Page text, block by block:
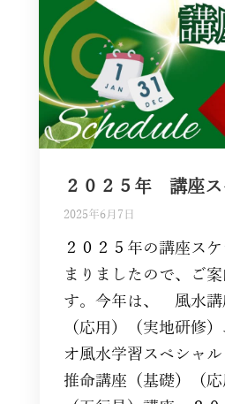
２０２５年 講座ス
2025年6月7日
２０２５年の講座ス
まりましたので、ご
す。今年は、 風水講
（応用）（実地研修
オ風水学習スペシャ
推命講座（基礎）（